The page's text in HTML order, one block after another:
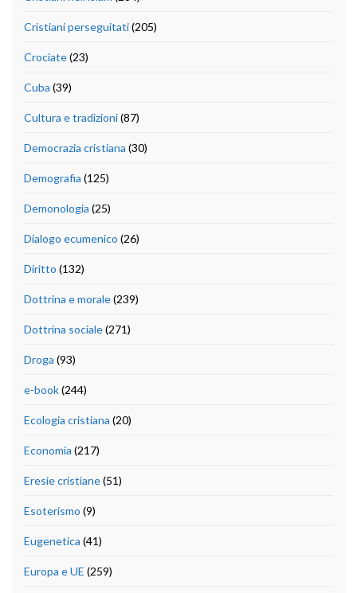
Cristiani perseguitati(205)
Crociate(23)
Cuba (39)
Cultura e tradizioni(87)
Democrazia cristiana (30)
Demografia (125)
Demonologia (25)
Dialogo ecumenico (26)
Diritto (132)
Dottrina e morale(239)
Dottrina sociale(271)
Droga (93)
e-book(244)
Ecologia cristiana (20)
Economia (217)
Eresie cristiane(51)
Esoterismo (9)
Eugenetica (41)
Europa e UE (259)